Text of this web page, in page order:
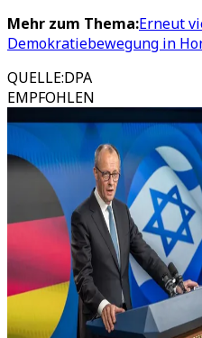
Mehr zum Thema:Erneut
Demokratiebewegung in
QUELLE:DPA
EMPFOHLEN